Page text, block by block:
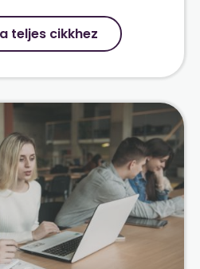
teljes cikkhez